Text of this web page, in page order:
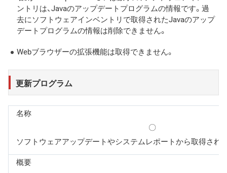
ントリは、Javaのアップデートプログラムの情報です。過
去にソフトウェアインベントリで取得されたJavaのアップ
デートプログラムの情報は削除できません。
Webブラウザーの拡張機能は取得できません。
更新プログラム
名称
〇
ソフトウェアアップデートやシステムレポートから取得され
概要